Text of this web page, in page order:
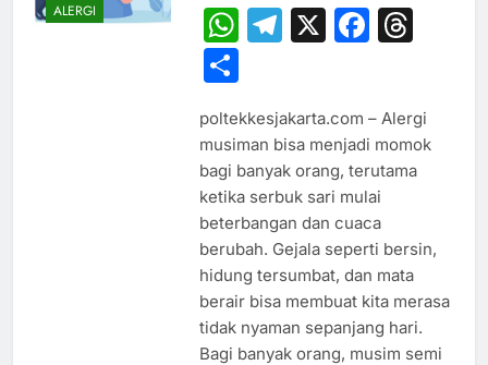
ALERGI WhatsApp
Telegram
X
Share
poltekkesjakarta.com – Alergi
musiman bisa menjadi momok
bagi banyak orang, terutama
ketika serbuk sari mulai
beterbangan dan cuaca
berubah. Gejala seperti bersin,
hidung tersumbat, dan mata
berair bisa membuat kita merasa
tidak nyaman sepanjang hari.
Bagi banyak orang, musim semi